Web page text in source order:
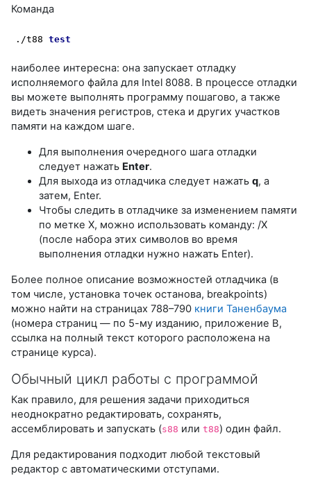
Команда
./t88 test
наиболее интересна: она запускает отладку
исполняемого файла для Intel 8088. В процессе отладки
вы можете выполнять программу пошагово, а также
видеть значения регистров, стека и других участков
памяти на каждом шаге.
Для выполнения очередного шага отладки
следует нажать Enter.
Для выхода из отладчика следует нажать q, а
затем, Enter.
Чтобы следить в отладчике за изменением памяти
по метке X, можно использовать команду: /X
(после набора этих символов во время
выполнения отладки нужно нажать Enter).
Более полное описание возможностей отладчика (в
том числе, установка точек останова, breakpoints)
можно найти на страницах 788–790 книги Таненбаума
(номера страниц — по 5-му изданию, приложение В,
ссылка на полный текст которого расположена на
странице курса).
Обычный цикл работы с программой
Как правило, для решения задачи приходиться
неоднократно редактировать, сохранять,
ассемблировать и запускать (s88 или t88) один файл.
Для редактирования подходит любой текстовый
редактор с автоматическими отступами.